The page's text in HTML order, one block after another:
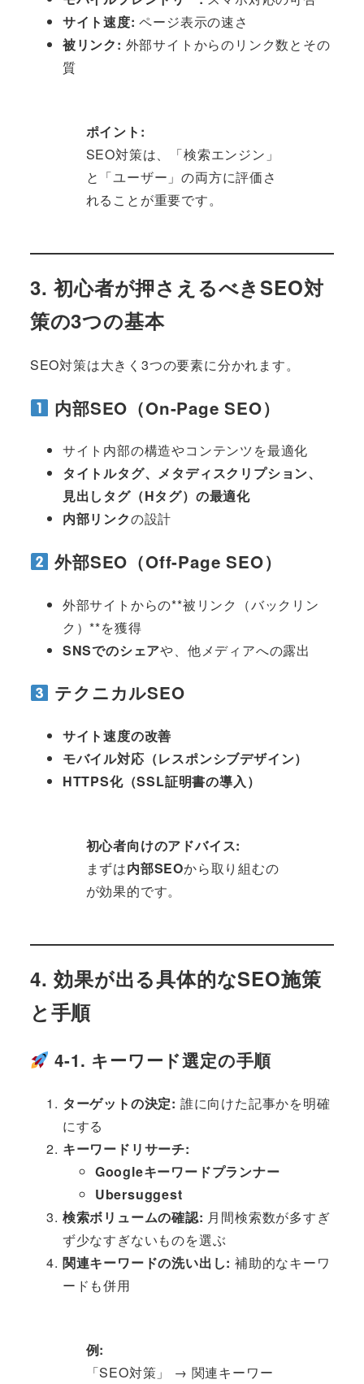
サイト速度: ページ表示の速さ
被リンク: 外部サイトからのリンク数とその
質
ポイント:
SEO対策は、「検索エンジン」
と「ユーザー」の両方に評価さ
れることが重要です。
3. 初心者が押さえるべきSEO対
策の3つの基本
SEO対策は大きく3つの要素に分かれます。
内部SEO（On-Page SEO）
サイト内部の構造やコンテンツを最適化
タイトルタグ、メタディスクリプション、
見出しタグ（Hタグ）の最適化
内部リンクの設計
外部SEO（Off-Page SEO）
外部サイトからの**被リンク（バックリン
ク）**を獲得
SNSでのシェアや、他メディアへの露出
テクニカルSEO
サイト速度の改善
モバイル対応（レスポンシブデザイン）
HTTPS化（SSL証明書の導入）
初心者向けのアドバイス:
まずは内部SEOから取り組むの
が効果的です。
4. 効果が出る具体的なSEO施策
と手順
4-1. キーワード選定の手順
ターゲットの決定: 誰に向けた記事かを明確
にする
キーワードリサーチ:
Googleキーワードプランナー
Ubersuggest
検索ボリュームの確認: 月間検索数が多すぎ
ず少なすぎないものを選ぶ
関連キーワードの洗い出し: 補助的なキーワ
ードも併用
例:
「SEO対策」 → 関連キーワー